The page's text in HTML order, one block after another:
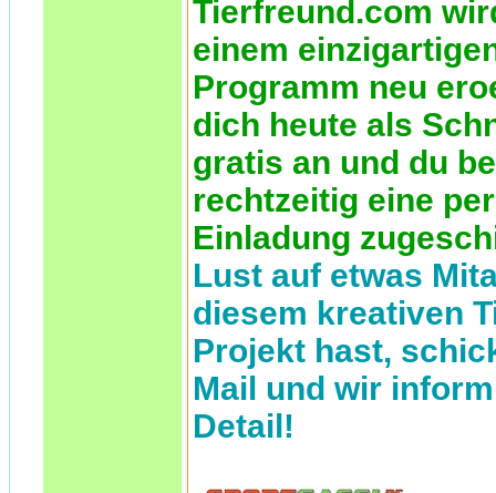
Tierfreund.com
einem
Programm neu
dich heute als
gratis an und du
rechtzeitig eine
Einladung
Lust auf etwas
diesem kreativen
Projekt hast,
Mail und wir
Detail!